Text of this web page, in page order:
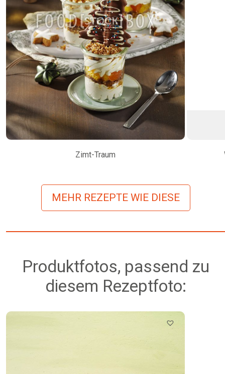
Zimt-Traum
MEHR REZEPTE WIE DIESE
Produktfotos, passend zu
diesem Rezeptfoto: